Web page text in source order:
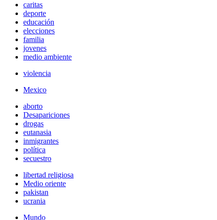
caritas
deporte
educación
elecciones
familia
jovenes
medio ambiente
violencia
Mexico
aborto
Desapariciones
drogas
eutanasia
inmigrantes
política
secuestro
libertad religiosa
Medio oriente
pakistan
ucrania
Mundo